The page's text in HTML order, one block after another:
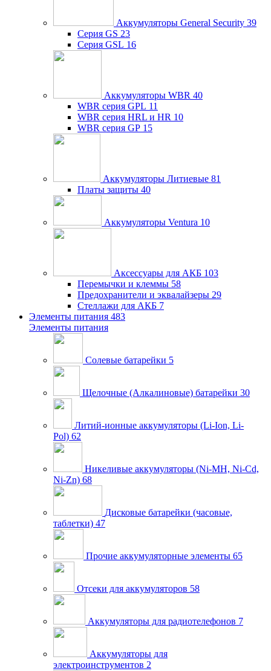
Аккумуляторы General Security 39
Серия GS 23
Серия GSL 16
Аккумуляторы WBR 40
WBR серия GPL 11
WBR серия HRL и HR 10
WBR серия GP 15
Аккумуляторы Литиевые 81
Платы защиты 40
Аккумуляторы Ventura 10
Аксессуары для АКБ 103
Перемычки и клеммы 58
Предохранители и эквалайзеры 29
Стеллажи для АКБ 7
Элементы питания 483
Элементы питания
Солевые батарейки 5
Щелочные (Алкалиновые) батарейки 30
Литий-ионные аккумуляторы (Li-Ion, Li-
Pol) 62
Никеливые аккумуляторы (Ni-MH, Ni-Cd,
Ni-Zn) 68
Дисковые батарейки (часовые,
таблетки) 47
Прочие аккумуляторные элементы 65
Отсеки для аккумуляторов 58
Аккумуляторы для радиотелефонов 7
Аккумуляторы для
электроинструментов 2